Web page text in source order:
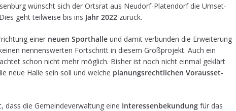
wünscht sich der Orts­rat aus Neu­dorf-Pla­ten­dorf die Umset­
geht teil­weise bis ins Jahr 2022 zurück.
einer neuen Sport­halle und damit ver­bun­den die Erwei­te­rung
nen­nens­wer­ten Fort­schritt in die­sem Groß­pro­jekt. Auch ein
schon nicht mehr mög­lich. Bis­her ist noch nicht ein­mal geklärt
neue Halle sein soll und wel­che pla­nungs­recht­li­chen Vor­aus­set­
dass die Gemein­de­ver­wal­tung eine Inter­es­sen­be­kun­dung für das